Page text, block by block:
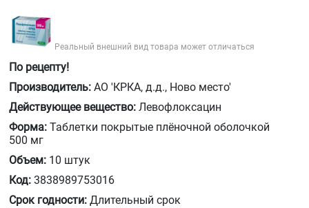
Реальный внешний вид товара может отличаться
По рецепту!
Производитель: АО 'КРКА, д.д., Ново место'
Действующее вещество: Левофлоксацин
Форма: Таблетки покрытые плёночной оболочкой
500 мг
Объем: 10 штук
Код: 3838989753016
Срок годности: Длительный срок